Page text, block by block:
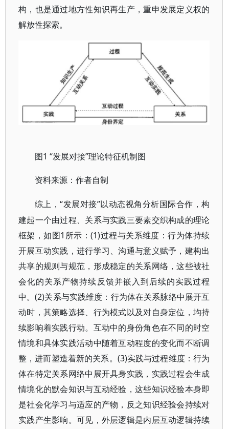
构，也是通过地方性知识再生产，重申发展定义权的
解放性探索。
图 1 “发展对接”理论特征机制图
资料来源：作者自制
综上，“发展对接”以动态视角分析国际合作，构
建起一个由过程、关系与实践三要素交织构成的理论
框架，如图1所示：(1)过程与关系维度：行为体持续
开展互动实践，进行学习、沟通与意义赋予，建构出
共享的规则与规范，形成稳定的关系网络，这些被社
会化的关系产物持续反馈并嵌入到后续的实践过程
中。(2)关系与实践维度：行为体在关系脉络中展开互
动时，其策略选择、行为模式以及对自身定位，均持
续影响着实践行动。互动中的身份角色在不同的时空
情境和具体实践活动中随着互动程度的变化而不断调
整，进而塑造着新的关系。(3)实践与过程维度：行为
体在特定关系网络中展开具身实践，实践过程会生成
情境化的默会知识与互动经验，这些知识经验本身即
是社会化学习与适应的产物，反之知识经验会持续对
实践产生影响。可见，外层逻辑是内层互动逻辑持续